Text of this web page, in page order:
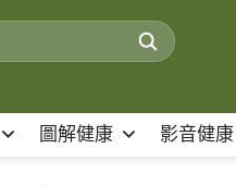
圖解健康 影音健康